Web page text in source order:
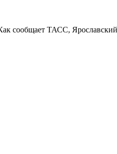
сообщает ТАСС,